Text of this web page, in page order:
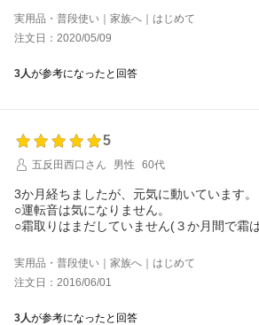
実用品・普段使い｜家族へ｜はじめて
注文日：2020/05/09
3人が参考になったと回答
5
五反田西口さん
男性 60代
3か月経ちましたが、元気に動いています。
○運転音は気になりません。
○霜取りはまだしていません(３か月間で霜
実用品・普段使い｜家族へ｜はじめて
注文日：2016/06/01
3人が参考になったと回答